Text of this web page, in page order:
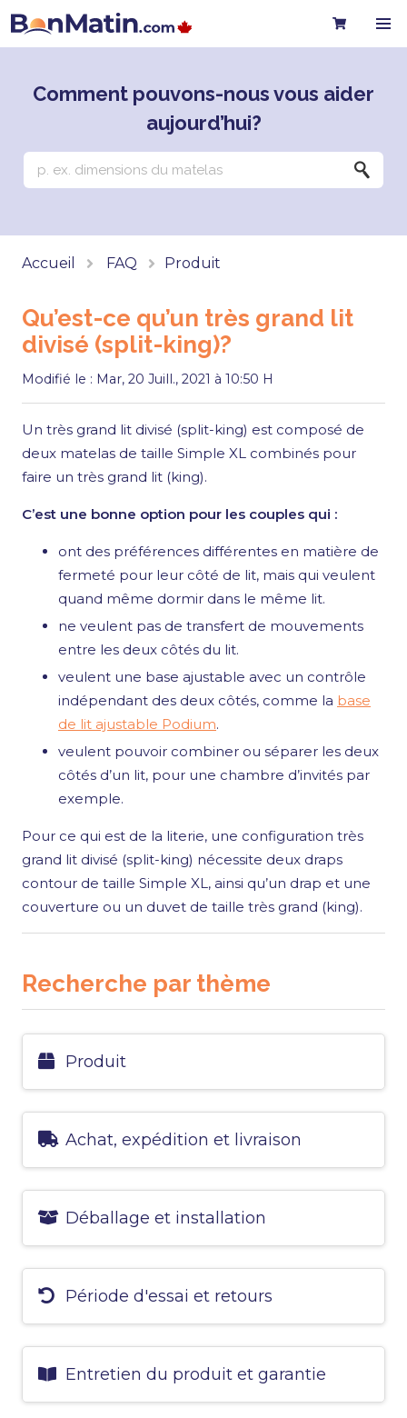
Comment pouvons-nous vous aider
aujourd’hui?
Accueil FAQ Produit
Qu’est-ce qu’un très grand lit
divisé (split-king)?
Modifié le : Mar, 20 Juill., 2021 à 10:50 H
Un très grand lit divisé (split-king) est composé de
deux matelas de taille Simple XL combinés pour
faire un très grand lit (king).
C’est une bonne option pour les couples qui :
ont des préférences différentes en matière de
fermeté pour leur côté de lit, mais qui veulent
quand même dormir dans le même lit.
ne veulent pas de transfert de mouvements
entre les deux côtés du lit.
veulent une base ajustable avec un contrôle
indépendant des deux côtés, comme la base
de lit ajustable Podium.
veulent pouvoir combiner ou séparer les deux
côtés d’un lit, pour une chambre d’invités par
exemple.
Pour ce qui est de la literie, une configuration très
grand lit divisé (split-king) nécessite deux draps
contour de taille Simple XL, ainsi qu’un drap et une
couverture ou un duvet de taille très grand (king).
Recherche par thème
Produit
Achat, expédition et livraison
Déballage et installation
Période d'essai et retours
Entretien du produit et garantie